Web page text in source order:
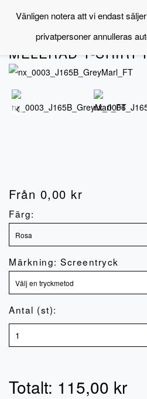
Navigering
NX-70002-
MELERAD T-SHIRT
Från 0,00 kr
Färg:
Märkning: Screentryck
Antal (st):
Totalt: 115,00 kr
Vänligen notera att vi endast
privatpersoner annulleras